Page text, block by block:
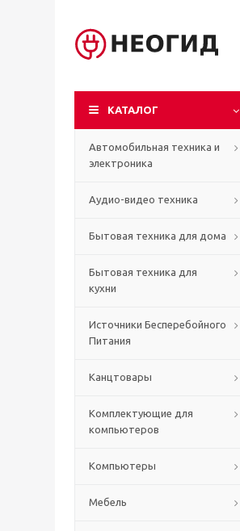
КАТАЛОГ
Автомобильная техника и
электроника
Аудио-видео техника
Бытовая техника для дома
Бытовая техника для
кухни
Источники Бесперебойного
Питания
Канцтовары
Комплектующие для
компьютеров
Компьютеры
Мебель